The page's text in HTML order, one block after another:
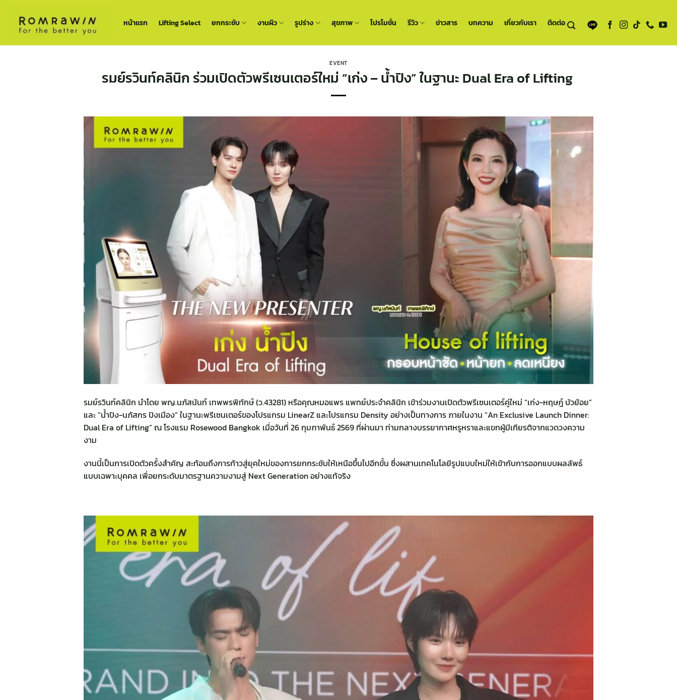
เนื้อหา
หน้าแรก Lifting Select ยกกระชับ งานผิว รูปร่าง สุขภาพ โปรโมชั่น รีวิว ข่าวสาร บทความ เกี่ยวกับเรา ติดต่อ
EVENT
รมย์รวินท์คลินิก ร่วมเปิดตัวพรีเซนเตอร์ใหม่ “เก่ง – น้ำปิง” ในฐานะ Dual Era of Lifting
รมย์รวินท์คลินิก นำโดย พญ.นภัสนันท์ เทพพรพิทักษ์ (ว.43281) หรือคุณหมอแพร แพทย์ประจำคลินิก เข้าร่วมงานเปิดตัวพรีเซนเตอร์คู่ใหม่ “เก่ง-หฤษฎ์ บัวย้อย”
และ “น้ำปิง-นภัสกร ปิงเมือง” ในฐานะพรีเซนเตอร์ของโปรแกรม LinearZ และโปรแกรม Density อย่างเป็นทางการ ภายในงาน “An Exclusive Launch Dinner:
Dual Era of Lifting” ณ โรงแรม Rosewood Bangkok เมื่อวันที่ 26 กุมภาพันธ์ 2569 ที่ผ่านมา ท่ามกลางบรรยากาศหรูหราและแขกผู้มีเกียรติจากแวดวงความ
งาม
งานนี้เป็นการเปิดตัวครั้งสำคัญ สะท้อนถึงการก้าวสู่ยุคใหม่ของการยกกระชับให้เหนือขึ้นไปอีกขั้น ซึ่งผสานเทคโนโลยีรูปแบบใหม่ให้เข้ากับการออกแบบผลลัพธ์
แบบเฉพาะบุคคล เพื่อยกระดับมาตรฐานความงามสู่ Next Generation อย่างแท้จริง